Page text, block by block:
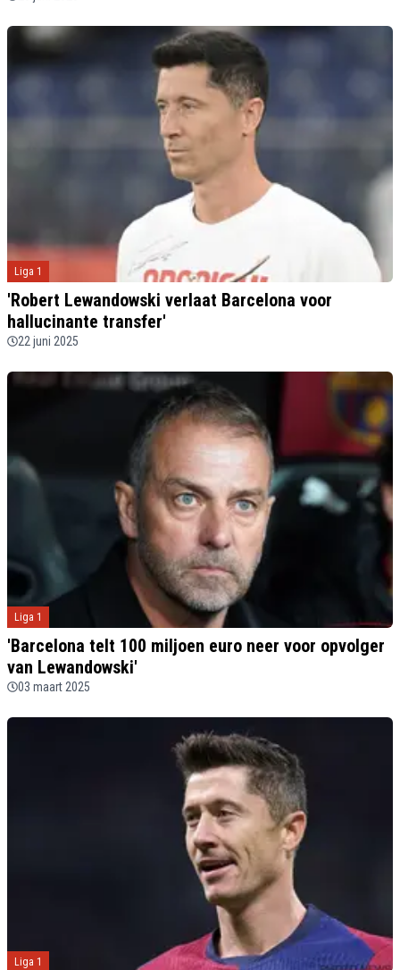
Liga 1
'Robert Lewandowski verlaat Barcelona voor
hallucinante transfer'
22 juni 2025
Liga 1
'Barcelona telt 100 miljoen euro neer voor opvolger
van Lewandowski'
03 maart 2025
Liga 1